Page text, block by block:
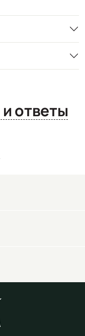
Вопросы и ответы